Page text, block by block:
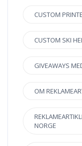
CUSTOM
CUSTOM SKI
GIVEAWAYS
OM
NORGE